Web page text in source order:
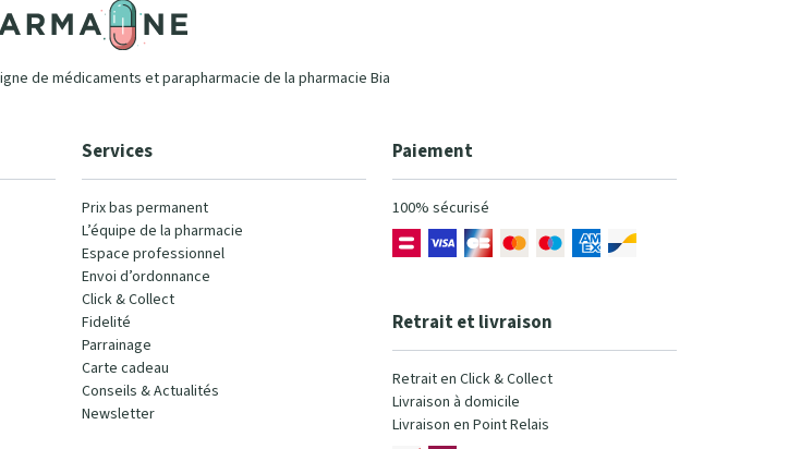
de médicaments et parapharmacie de la pharmacie Bia
Services
Prix bas permanent
L’équipe de la pharmacie
Espace professionnel
Envoi d’ordonnance
Click & Collect
Fidelité
Parrainage
Carte cadeau
Conseils & Actualités
Newsletter
Paiement
100% sécurisé
Retrait et livraison
Retrait en Click & Collect
Livraison à domicile
Livraison en Point Relais